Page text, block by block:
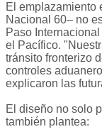
El emplazamiento
Nacional 60– no
Paso
el Pacífico.
tránsito fronterizo
controles
explicaron las
El diseño no solo
también plantea: